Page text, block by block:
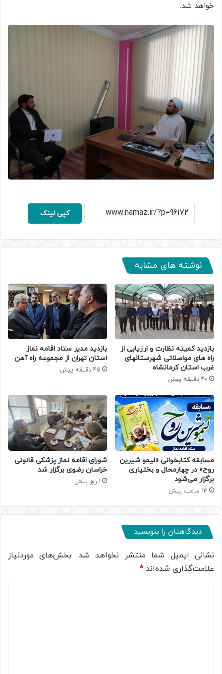
خواهد شد.
کپی لینک
نوشته های مشابه
بازدید کمیته نظارت و ارزیابی از
راه های مواصلاتی شهرستانهای
غرب استان کرمانشاه
40 دقیقه پیش
بازدید مدیر ستاد اقامه نماز
استان تهران از مجموعه راه آهن
45 دقیقه پیش
مسابقه کتابخوانی «لیمو شیرین
روح» در چهارمحال و بختیاری
برگزار می‌شود
13 ساعت پیش
شورای اقامه نماز پزشکی قانونی
خراسان رضوی برگزار شد
1 روز پیش
دیدگاهتان را بنویسید
نشانی ایمیل شما منتشر نخواهد شد. بخش‌های موردنیاز
علامت‌گذاری شده‌اند*